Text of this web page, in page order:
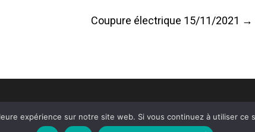
Coupure électrique 15/11/2021 →
expérience sur notre site web. Si vous continuez à utiliser